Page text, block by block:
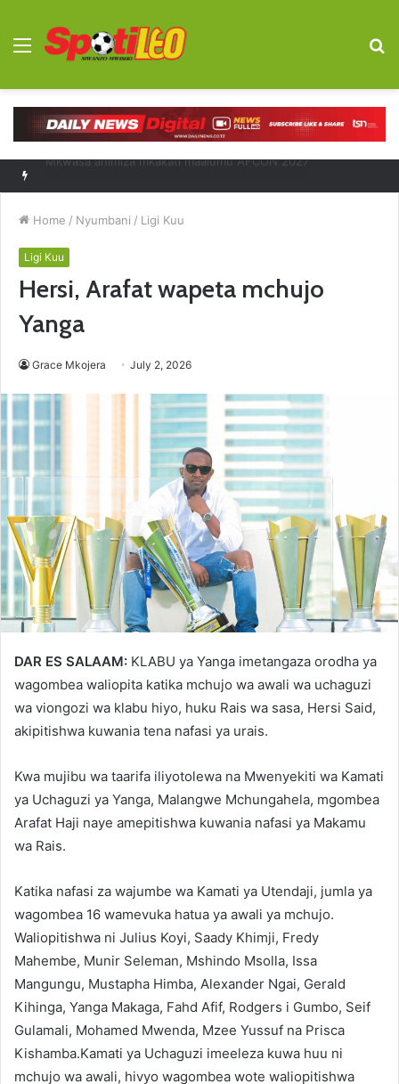
Menu
Home / Nyumbani / Ligi Kuu
Ligi Kuu
Hersi, Arafat wapeta mchujo
Yanga
Grace Mkojera July 2, 2026
DAR ES SALAAM: KLABU ya Yanga imetangaza orodha ya
wagombea waliopita katika mchujo wa awali wa uchaguzi
wa viongozi wa klabu hiyo, huku Rais wa sasa, Hersi Said,
akipitishwa kuwania tena nafasi ya urais.
Kwa mujibu wa taarifa iliyotolewa na Mwenyekiti wa Kamati
ya Uchaguzi ya Yanga, Malangwe Mchungahela, mgombea
Arafat Haji naye amepitishwa kuwania nafasi ya Makamu
wa Rais.
Katika nafasi za wajumbe wa Kamati ya Utendaji, jumla ya
wagombea 16 wamevuka hatua ya awali ya mchujo.
Waliopitishwa ni Julius Koyi, Saady Khimji, Fredy
Mahembe, Munir Seleman, Mshindo Msolla, Issa
Mangungu, Mustapha Himba, Alexander Ngai, Gerald
Kihinga, Yanga Makaga, Fahd Afif, Rodgers i Gumbo, Seif
Gulamali, Mohamed Mwenda, Mzee Yussuf na Prisca
Kishamba.Kamati ya Uchaguzi imeeleza kuwa huu ni
mchujo wa awali, hivyo wagombea wote waliopitishwa